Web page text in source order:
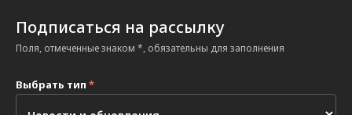
Подписаться на рассылку
Поля, отмеченные знаком *, обязательны для заполнения
Выбрать тип *